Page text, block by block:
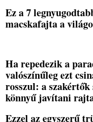
Ez a 7
macskafajta a
Ha repedezik a
valószínűleg ezt
rosszul: a
könnyű javítani
Ezzel az egyszerű